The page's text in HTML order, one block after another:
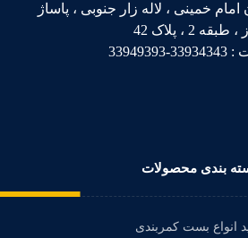
خمینی ، لاله زار جنوبی ، پاساژ
2 ، پلاک 42
بندی محصولات
انواع بست کمربندی